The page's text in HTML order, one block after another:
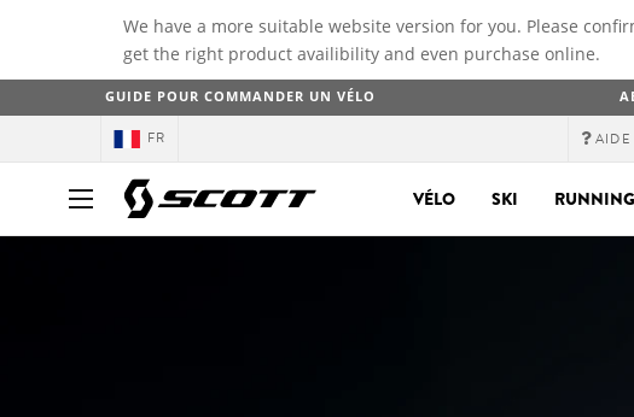
We have a more suitable website version for you. Please
get the right product availibility and even purchase online.
GUIDE POUR COMMANDER UN VÉLO
FR AIDE
VÉLO SKI RUNNING